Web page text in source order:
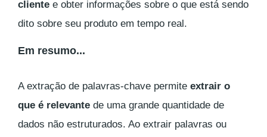
cliente e obter informações sobre o que está sendo
dito sobre seu produto em tempo real.
Em resumo...
A extração de palavras-chave permite extrair o
que é relevante de uma grande quantidade de
dados não estruturados. Ao extrair palavras ou